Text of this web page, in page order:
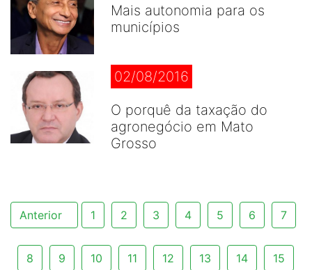
Mais autonomia para os
municípios
02/08/2016
O porquê da taxação do
agronegócio em Mato
Grosso
Anterior 1 2 3 4 5 6 7
8 9 10 11 12 13 14 15